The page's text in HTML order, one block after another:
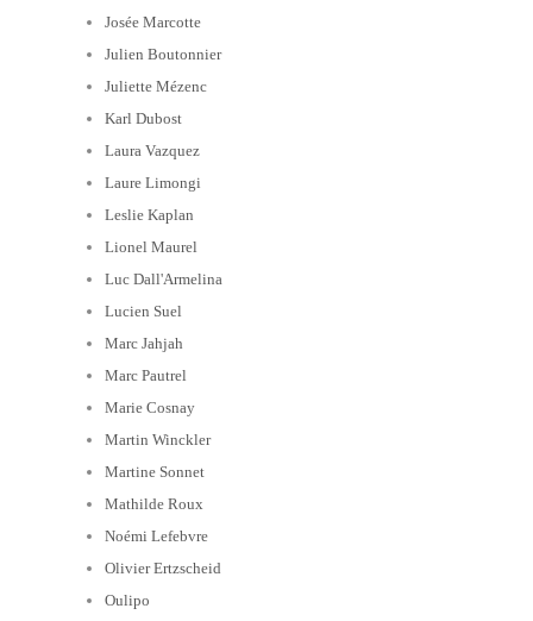
Josée Marcotte
Julien Boutonnier
Juliette Mézenc
Karl Dubost
Laura Vazquez
Laure Limongi
Leslie Kaplan
Lionel Maurel
Luc Dall'Armelina
Lucien Suel
Marc Jahjah
Marc Pautrel
Marie Cosnay
Martin Winckler
Martine Sonnet
Mathilde Roux
Noémi Lefebvre
Olivier Ertzscheid
Oulipo